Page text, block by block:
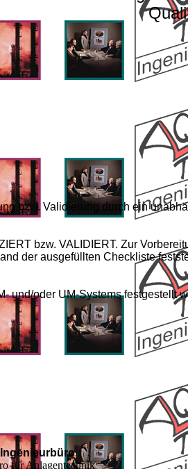
bzw. Validierung durch ein
bzw. VALIDIERT. Zur
der ausgefüllten Checkliste
und/oder UM-Systems festgestellt
für Anlagentechnik